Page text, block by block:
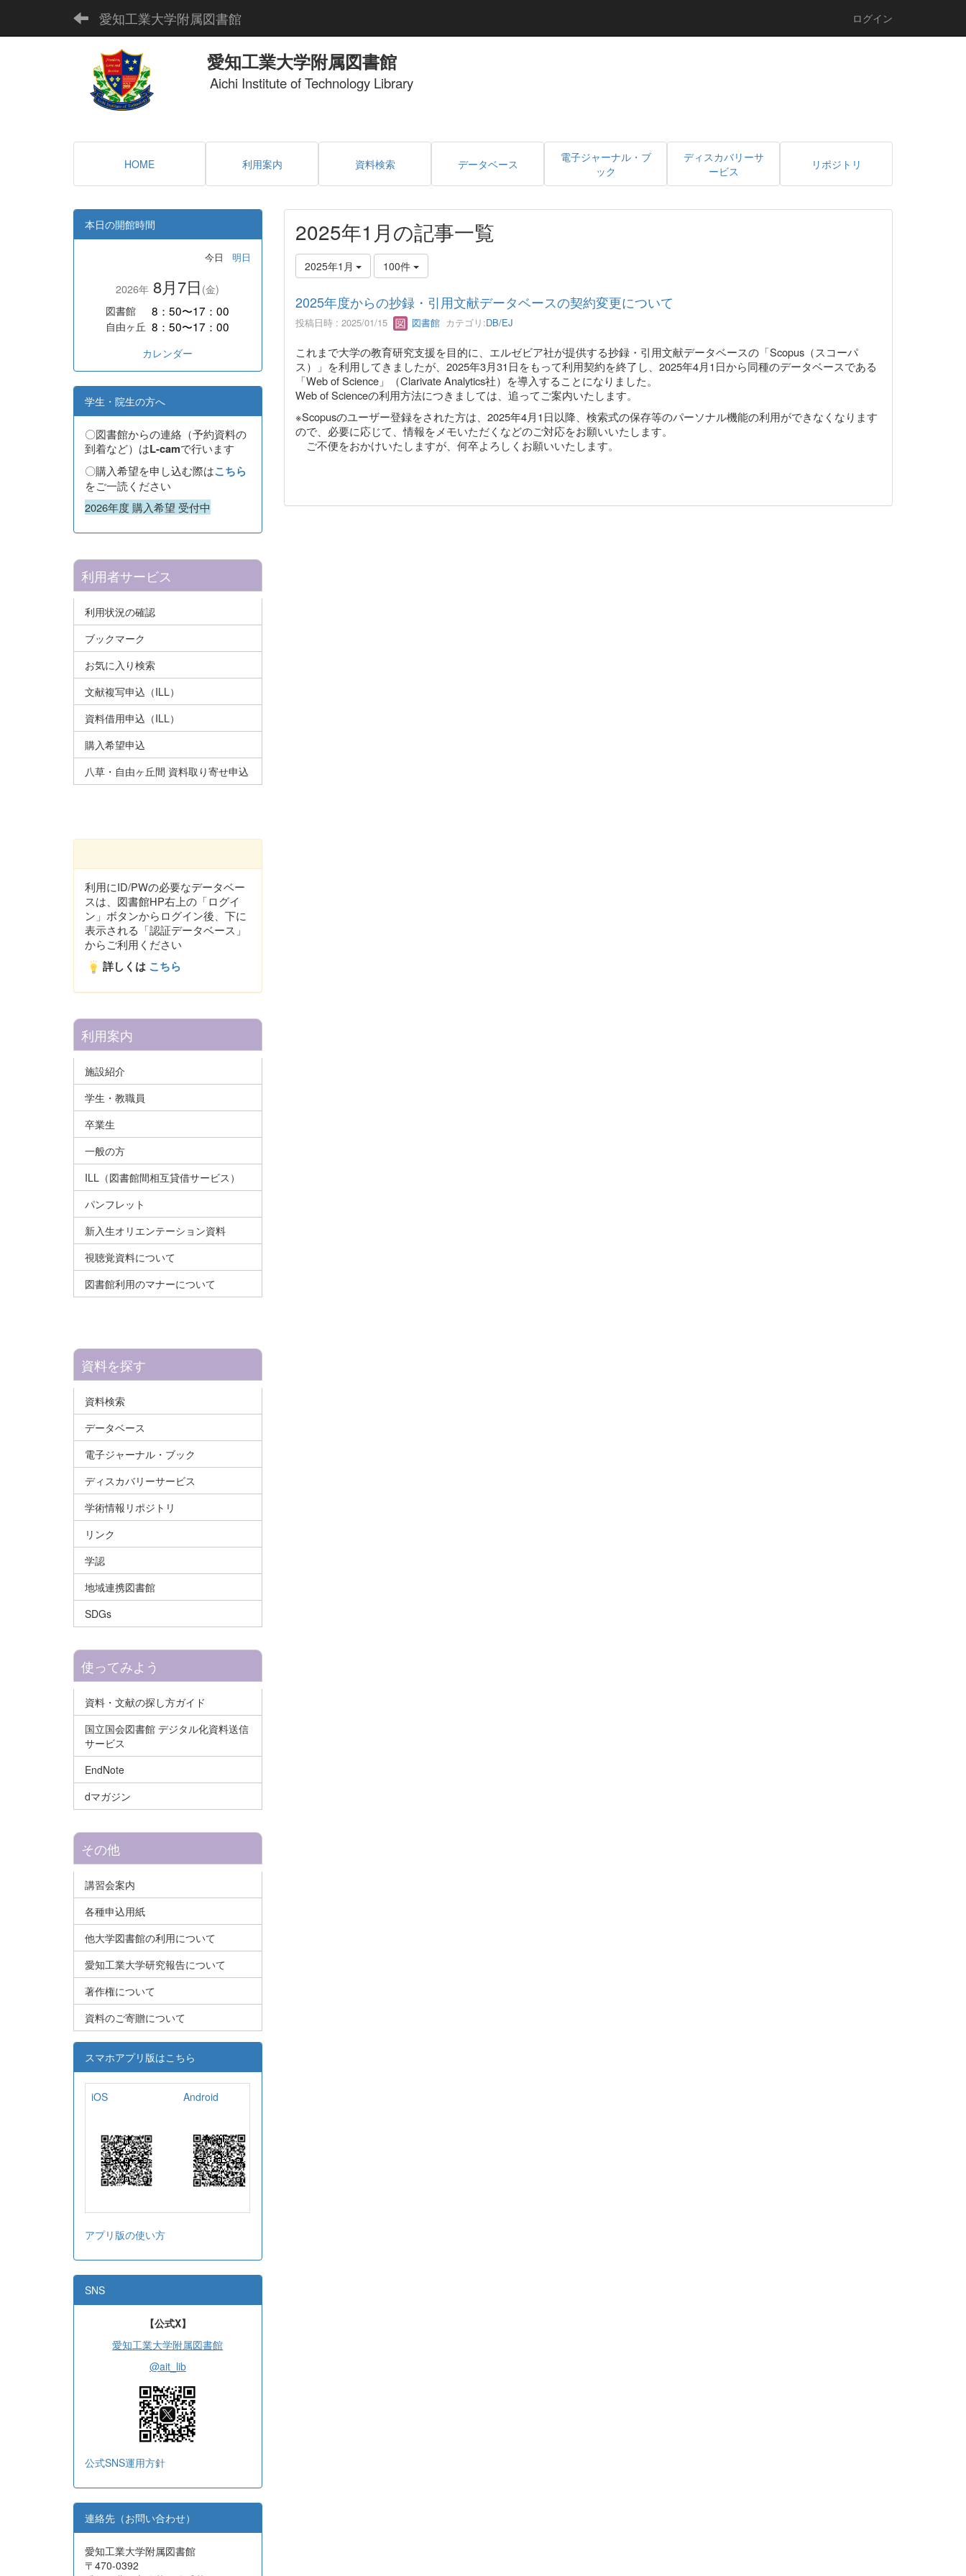
愛知工業大学附属図書館 ログイン
愛知工業大学附属図書館
Aichi Institute of Technology Library
HOME 利用案内 資料検索 データベース
電子ジャーナル・ブ
ック
ディスカバリーサ
ービス
リポジトリ
2025年1月の記事一覧
2025年1月 100件
2025年度からの抄録・引用文献データベースの契約変更について
投稿日時 : 2025/01/15 図書館カテゴリ:DB/EJ
これまで大学の教育研究支援を目的に、エルゼビア社が提供する抄録・引用文献データベースの「Scopus（スコーパ
ス）」を利用してきましたが、2025年3月31日をもって利用契約を終了し、2025年4月1日から同種のデータベースである
「Web of Science」（Clarivate Analytics社）を導入することになりました。
Web of Scienceの利用方法につきましては、追ってご案内いたします。
※Scopusのユーザー登録をされた方は、2025年4月1日以降、検索式の保存等のパーソナル機能の利用ができなくなります
ので、必要に応じて、情報をメモいただくなどのご対応をお願いいたします。
ご不便をおかけいたしますが、何卒よろしくお願いいたします。
本日の開館時間
今日 明日
2026年 8月7日 (金)
図書館
8：50〜17：00
自由ヶ丘 8：50〜17：00
カレンダー
学生・院生の方へ
〇図書館からの連絡（予約資料の
到着など）はL-camで行います
〇購入希望を申し込む際はこちら
をご一読ください
2026年度 購入希望 受付中
利用者サービス
利用状況の確認
ブックマーク
お気に入り検索
文献複写申込（ILL）
資料借用申込（ILL）
購入希望申込
八草・自由ヶ丘間 資料取り寄せ申込
利用にID/PWの必要なデータベー
スは、図書館HP右上の「ログイ
ン」ボタンからログイン後、下に
表示される「認証データベース」
からご利用ください
詳しくは こちら
利用案内
施設紹介
学生・教職員
卒業生
一般の方
ILL（図書館間相互貸借サービス）
パンフレット
新入生オリエンテーション資料
視聴覚資料について
図書館利用のマナーについて
資料を探す
資料検索
データベース
電子ジャーナル・ブック
ディスカバリーサービス
学術情報リポジトリ
リンク
学認
地域連携図書館
SDGs
使ってみよう
資料・文献の探し方ガイド
国立国会図書館 デジタル化資料送信
サービス
EndNote
dマガジン
その他
講習会案内
各種申込用紙
他大学図書館の利用について
愛知工業大学研究報告について
著作権について
資料のご寄贈について
スマホアプリ版はこちら
iOS Android
アプリ版の使い方
SNS
【公式X】
愛知工業大学附属図書館
@ait_lib
公式SNS運用方針
連絡先（お問い合わせ）
愛知工業大学附属図書館
〒470-0392